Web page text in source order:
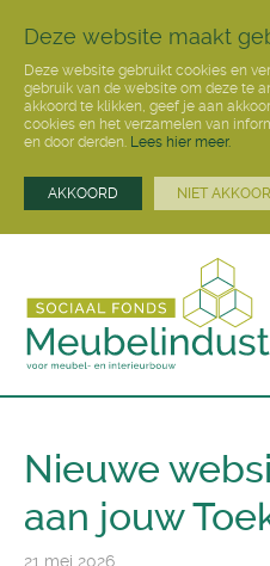
Deze website maakt
Deze website gebruikt cookies en
gebruik van de website om deze te
akkoord te klikken, geef je aan
cookies en het verzamelen van
en door derden. Lees hier meer.
AKKOORD NIET
Nieuwe
aan jouw
21 mei 2026